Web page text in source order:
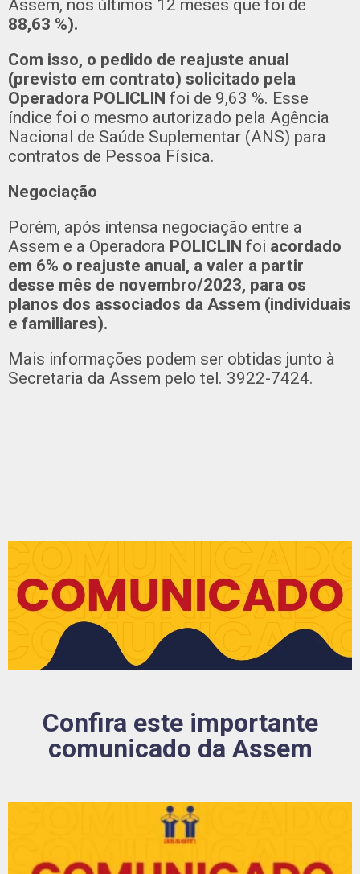
Assem, nos últimos 12 meses que foi de
88,63 %).
Com isso, o pedido de reajuste anual
(previsto em contrato) solicitado pela
Operadora POLICLIN foi de 9,63 %. Esse
índice foi o mesmo autorizado pela Agência
Nacional de Saúde Suplementar (ANS) para
contratos de Pessoa Física.
Negociação
Porém, após intensa negociação entre a
Assem e a Operadora POLICLIN foi acordado
em 6% o reajuste anual, a valer a partir
desse mês de novembro/2023, para os
planos dos associados da Assem (individuais
e familiares).
Mais informações podem ser obtidas junto à
Secretaria da Assem pelo tel. 3922-7424.
Confira este importante
comunicado da Assem